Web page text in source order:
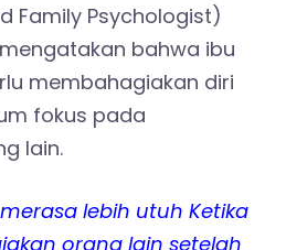
Family Psychologist)
bahwa ibu
membahagiakan diri
fokus pada
lain.
lebih utuh Ketika
orang lain setelah